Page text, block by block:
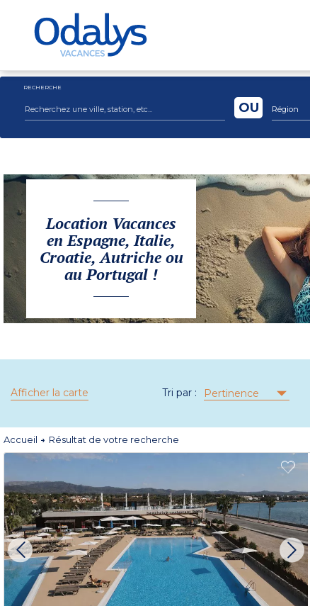
RECHERCHE
Région
OU
Location Vacances
en Espagne, Italie,
Croatie, Autriche ou
au Portugal !
Afficher la carte Tri par : Pertinence
Accueil Résultat de votre recherche